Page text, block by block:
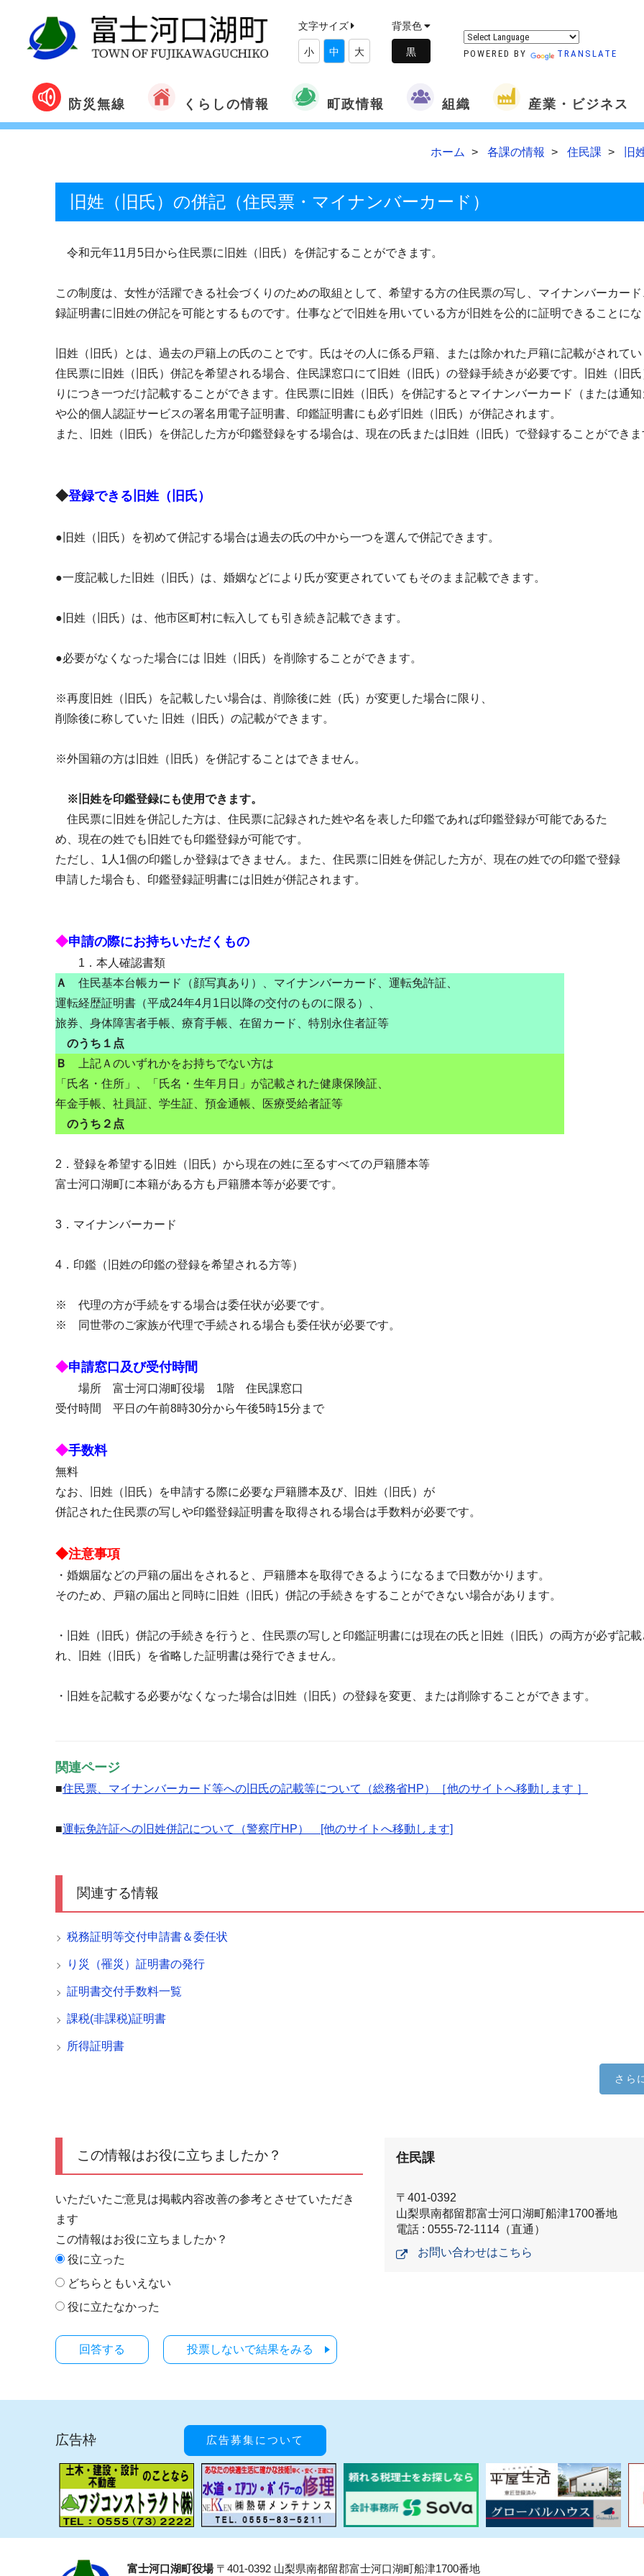
文字サイズ
小 中 大
背景色
POWERED BY TRANSLATE
防災無線 くらしの情報 町政情報 組織 産業・ビジネス
ホーム 各課の情報 住民課 旧
旧姓（旧氏）の併記（住民票・マイナンバーカード）
令和元年11月5日から住民票に旧姓（旧氏）を併記することができます。
この制度は、女性が活躍できる社会づくりのための取組として、希望する方の住民票の写し、マイナンバーカー
録証明書に旧姓の併記を可能とするものです。仕事などで旧姓を用いている方が旧姓を公的に証明できることに
旧姓（旧氏）とは、過去の戸籍上の氏のことです。氏はその人に係る戸籍、または除かれた戸籍に記載がされて
住民票に旧姓（旧氏）併記を希望される場合、住民課窓口にて旧姓（旧氏）の登録手続きが必要です。旧姓（旧
りにつき一つだけ記載することができます。住民票に旧姓（旧氏）を併記するとマイナンバーカード（または通
や公的個人認証サービスの署名用電子証明書、印鑑証明書にも必ず旧姓（旧氏）が併記されます。
また、旧姓（旧氏）を併記した方が印鑑登録をする場合は、現在の氏または旧姓（旧氏）で登録することができ
◆登録できる旧姓（旧氏）
●旧姓（旧氏）を初めて併記する場合は過去の氏の中から一つを選んで併記できます。
●一度記載した旧姓（旧氏）は、婚姻などにより氏が変更されていてもそのまま記載できます。
●旧姓（旧氏）は、他市区町村に転入しても引き続き記載できます。
●必要がなくなった場合には 旧姓（旧氏）を削除することができます。
※再度旧姓（旧氏）を記載したい場合は、削除後に姓（氏）が変更した場合に限り、
削除後に称していた 旧姓（旧氏）の記載ができます。
※外国籍の方は旧姓（旧氏）を併記することはできません。
※旧姓を印鑑登録にも使用できます。
住民票に旧姓を併記した方は、住民票に記録された姓や名を表した印鑑であれば印鑑登録が可能であるた
め、現在の姓でも旧姓でも印鑑登録が可能です。
ただし、1人1個の印鑑しか登録はできません。また、住民票に旧姓を併記した方が、現在の姓での印鑑で登録
申請した場合も、印鑑登録証明書には旧姓が併記されます。
◆申請の際にお持ちいただくもの
1．本人確認書類
Ａ 住民基本台帳カード（顔写真あり）、マイナンバーカード、運転免許証、
運転経歴証明書（平成24年4月1日以降の交付のものに限る）、
旅券、身体障害者手帳、療育手帳、在留カード、特別永住者証等
のうち１点
Ｂ
上記Ａのいずれかをお持ちでない方は
「氏名・住所」、「氏名・生年月日」が記載された健康保険証、
年金手帳、社員証、学生証、預金通帳、医療受給者証等
のうち２点
2．登録を希望する旧姓（旧氏）から現在の姓に至るすべての戸籍謄本等
富士河口湖町に本籍がある方も戸籍謄本等が必要です。
3．マイナンバーカード
4．印鑑（旧姓の印鑑の登録を希望される方等）
※ 代理の方が手続をする場合は委任状が必要です。
※ 同世帯のご家族が代理で手続される場合も委任状が必要です。
◆申請窓口及び受付時間
場所 富士河口湖町役場 1階 住民課窓口
受付時間 平日の午前8時30分から午後5時15分まで
◆手数料
無料
なお、旧姓（旧氏）を申請する際に必要な戸籍謄本及び、旧姓（旧氏）が
併記された住民票の写しや印鑑登録証明書を取得される場合は手数料が必要です。
◆注意事項
・婚姻届などの戸籍の届出をされると、戸籍謄本を取得できるようになるまで日数がかります。
そのため、戸籍の届出と同時に旧姓（旧氏）併記の手続きをすることができない場合があります。
・旧姓（旧氏）併記の手続きを行うと、住民票の写しと印鑑証明書には現在の氏と旧姓（旧氏）の両方が必ず記載
れ、旧姓（旧氏）を省略した証明書は発行できません。
・旧姓を記載する必要がなくなった場合は旧姓（旧氏）の登録を変更、または削除することができます。
関連ページ
■住民票、マイナンバーカード等への旧氏の記載等について（総務省HP）［他のサイトへ移動します ］
■運転免許証への旧姓併記について（警察庁HP） [他のサイトへ移動します]
関連する情報
税務証明等交付申請書＆委任状
り災（罹災）証明書の発行
証明書交付手数料一覧
課税(非課税)証明書
所得証明書
さら
この情報はお役に立ちましたか？
いただいたご意見は掲載内容改善の参考とさせていただき
ます
この情報はお役に立ちましたか？
役に立った
どちらともいえない
役に立たなかった
投票しないで結果をみる
住民課
〒401-0392
山梨県南都留郡富士河口湖町船津1700番地
電話 : 0555-72-1114（直通）
お問い合わせはこちら
広告枠 広告募集について
富士河口湖町役場〒401-0392 山梨県南都留郡富士河口湖町船津1700番地